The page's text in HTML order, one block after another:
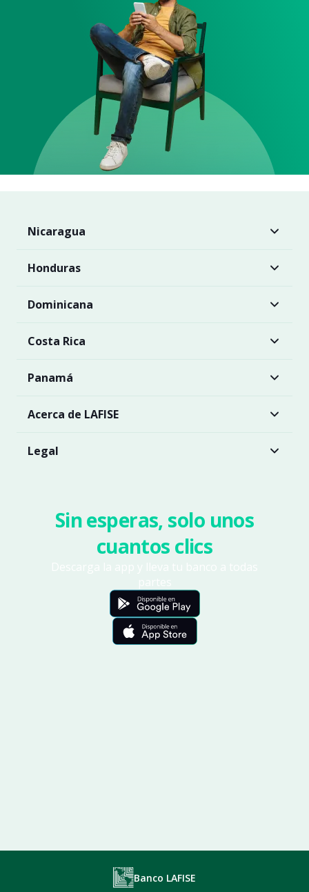
Nicaragua
Honduras
Dominicana
Costa Rica
Panamá
Acerca de LAFISE
Legal
Sin esperas, solo unos
cuantos clics
Banco LAFISE